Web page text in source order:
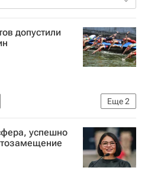
допустили
Еще2
комитет (МОК)
успешно